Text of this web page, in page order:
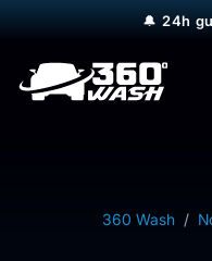
🔔 24h
360 Wash /